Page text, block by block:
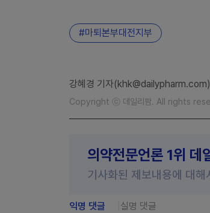
마퇴본부대전지부
강혜경 기자(khk@dailypharm.com)
Copyright ⓒ 데일리팜. All rights
의약전문언론 1위 데
기사화된 제보내용에 대
익명 댓글 실명 댓글